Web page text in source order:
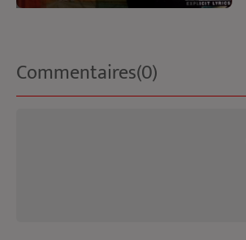
Commentaires(0)